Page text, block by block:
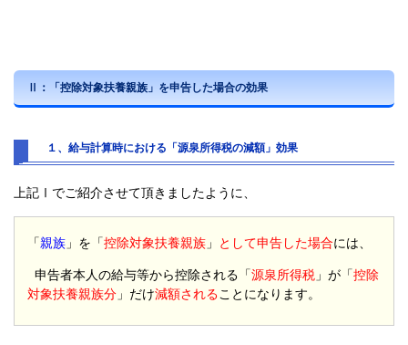
Ⅱ：「控除対象扶養親族」を申告した場合の効果
１、給与計算時における「源泉所得税の減額」効果
上記Ⅰでご紹介させて頂きましたように、
「親族 」を「控除対象扶養親族 」 として申告した場合には、
申告者本人の給与等から控除される「源泉所得税 」が「控除
対象扶養親族分 」だけ減額されることになります。